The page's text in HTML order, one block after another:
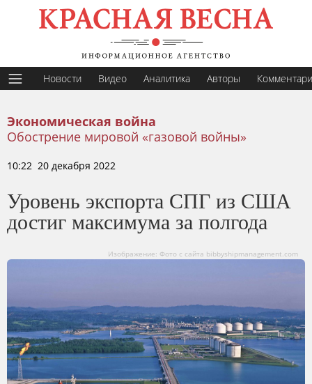
Новости Видео Аналитика Авторы
Экономическая война
Обострение мировой «газовой войны»
10:22 20 декабря 2022
Уровень экспорта СПГ из США
достиг максимума за полгода
Изображение: Фото с сайта bibbyshipmanagement.com